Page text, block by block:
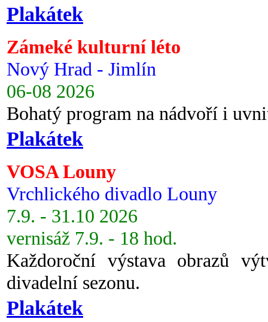
Plakátek
Zámeké kulturní léto
Nový Hrad - Jimlín
06-08 2026
Bohatý program na nádvoří i
Plakátek
VOSA Louny
Vrchlického divadlo Louny
7.9. - 31.10 2026
vernisáž 7.9. - 18 hod.
Každoroční výstava obrazů
divadelní sezonu.
Plakátek